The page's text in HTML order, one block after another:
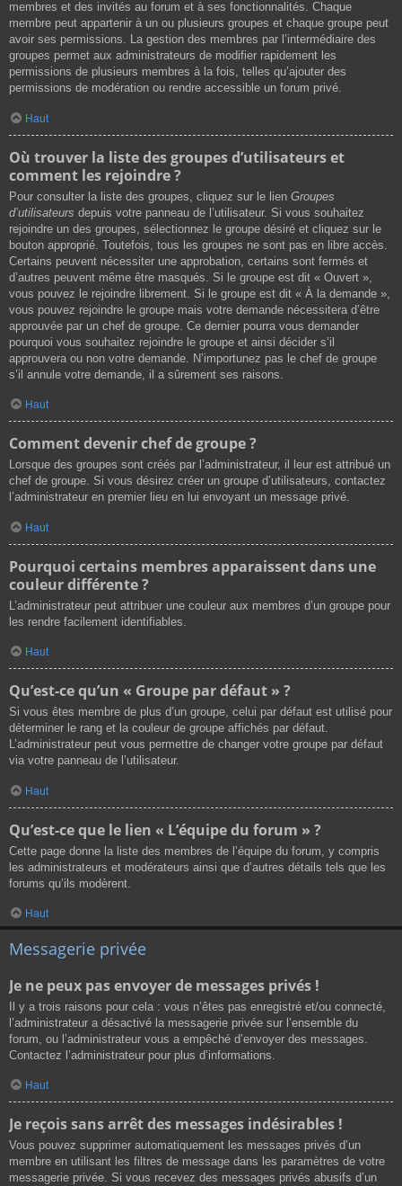
membres et des invités au forum et à ses fonctionnalités. Chaque
membre peut appartenir à un ou plusieurs groupes et chaque groupe peut
avoir ses permissions. La gestion des membres par l’intermédiaire des
groupes permet aux administrateurs de modifier rapidement les
permissions de plusieurs membres à la fois, telles qu’ajouter des
permissions de modération ou rendre accessible un forum privé.
Haut
Où trouver la liste des groupes d’utilisateurs et
comment les rejoindre ?
Pour consulter la liste des groupes, cliquez sur le lien Groupes
d’utilisateurs depuis votre panneau de l’utilisateur. Si vous souhaitez
rejoindre un des groupes, sélectionnez le groupe désiré et cliquez sur le
bouton approprié. Toutefois, tous les groupes ne sont pas en libre accès.
Certains peuvent nécessiter une approbation, certains sont fermés et
d’autres peuvent même être masqués. Si le groupe est dit « Ouvert »,
vous pouvez le rejoindre librement. Si le groupe est dit « À la demande »,
vous pouvez rejoindre le groupe mais votre demande nécessitera d’être
approuvée par un chef de groupe. Ce dernier pourra vous demander
pourquoi vous souhaitez rejoindre le groupe et ainsi décider s’il
approuvera ou non votre demande. N’importunez pas le chef de groupe
s’il annule votre demande, il a sûrement ses raisons.
Haut
Comment devenir chef de groupe ?
Lorsque des groupes sont créés par l’administrateur, il leur est attribué un
chef de groupe. Si vous désirez créer un groupe d’utilisateurs, contactez
l’administrateur en premier lieu en lui envoyant un message privé.
Haut
Pourquoi certains membres apparaissent dans une
couleur différente ?
L’administrateur peut attribuer une couleur aux membres d’un groupe pour
les rendre facilement identifiables.
Haut
Qu’est-ce qu’un « Groupe par défaut » ?
Si vous êtes membre de plus d’un groupe, celui par défaut est utilisé pour
déterminer le rang et la couleur de groupe affichés par défaut.
L’administrateur peut vous permettre de changer votre groupe par défaut
via votre panneau de l’utilisateur.
Haut
Qu’est-ce que le lien « L’équipe du forum » ?
Cette page donne la liste des membres de l’équipe du forum, y compris
les administrateurs et modérateurs ainsi que d’autres détails tels que les
forums qu’ils modèrent.
Haut
Messagerie privée
Je ne peux pas envoyer de messages privés !
Il y a trois raisons pour cela : vous n’êtes pas enregistré et/ou connecté,
l’administrateur a désactivé la messagerie privée sur l’ensemble du
forum, ou l’administrateur vous a empêché d’envoyer des messages.
Contactez l’administrateur pour plus d’informations.
Haut
Je reçois sans arrêt des messages indésirables !
Vous pouvez supprimer automatiquement les messages privés d’un
membre en utilisant les filtres de message dans les paramètres de votre
messagerie privée. Si vous recevez des messages privés abusifs d’un